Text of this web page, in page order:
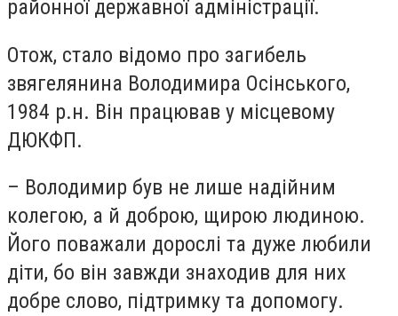
районної державної адміністрації.
Отож, стало відомо про загибель
звягелянина Володимира Осінського,
1984 р.н. Він працював у місцевому
ДЮКФП.
– Володимир був не лише надійним
колегою, а й доброю, щирою людиною.
Його поважали дорослі та дуже любили
діти, бо він завжди знаходив для них
добре слово, підтримку та допомогу.